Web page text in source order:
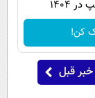
۱۴۰۴
کن!
خبر قبل